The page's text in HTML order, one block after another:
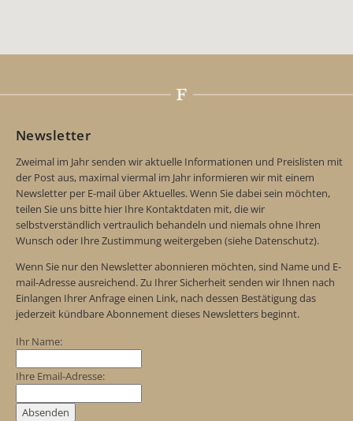
Newsletter
Zweimal im Jahr senden wir aktuelle Informationen und Preislisten mit
der Post aus, maximal viermal im Jahr informieren wir mit einem
Newsletter per E-mail über Aktuelles. Wenn Sie dabei sein möchten,
teilen Sie uns bitte hier Ihre Kontaktdaten mit, die wir
selbstverständlich vertraulich behandeln und niemals ohne Ihren
Wunsch oder Ihre Zustimmung weitergeben (siehe Datenschutz).
Wenn Sie nur den Newsletter abonnieren möchten, sind Name und E-
mail-Adresse ausreichend. Zu Ihrer Sicherheit senden wir Ihnen nach
Einlangen Ihrer Anfrage einen Link, nach dessen Bestätigung das
jederzeit kündbare Abonnement dieses Newsletters beginnt.
Ihr Name:
Ihre Email-Adresse: